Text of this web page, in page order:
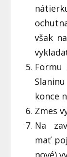
však
konce
Zmes
Na
mať
nové)